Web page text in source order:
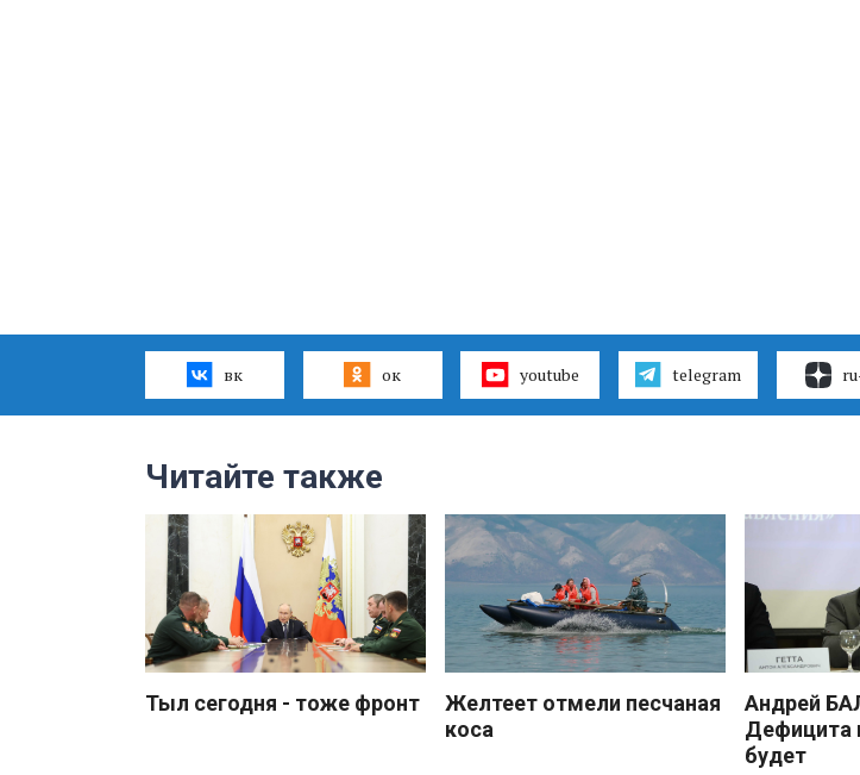
вк ок youtube telegram
Читайте также
Тыл сегодня - тоже фронт
Желтеет отмели песчаная
коса
Андрей
Дефицита
будет